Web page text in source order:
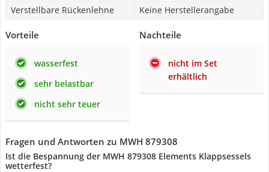
Verstellbare Rückenlehne
Keine Herstellerangabe
Vorteile
wasserfest
sehr belastbar
nicht sehr teuer
Nachteile
nicht im Set
erhältlich
Fragen und Antworten zu MWH 879308
Ist die Bespannung der MWH 879308 Elements Klappsessels
wetterfest?